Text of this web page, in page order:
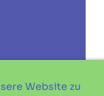
Website zu